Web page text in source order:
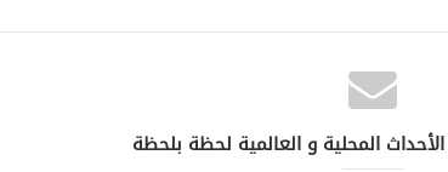
المحلية و العالمية لحظة بلحظة